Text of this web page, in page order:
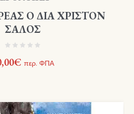
Ο ΔΙΑ ΧΡΙΣΤΟΝ
ΣΑΛΟΣ
€ περ. ΦΠΑ